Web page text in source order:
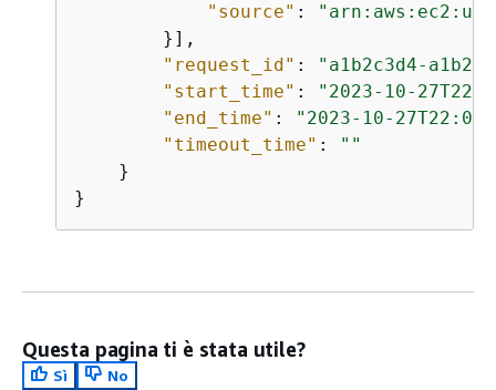
"source" :
"arn:aws:ec2:us-
        }],
"request_id" :
"a1b2c3d4-a1b2-
"start_time" :
"2023-10-
"end_time" :
"2023-10-
"timeout_time" :
""
    }
}
Questa pagina ti è stata utile?
Sì
No